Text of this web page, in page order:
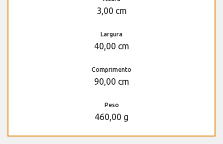
3,00 cm
Largura
40,00 cm
Comprimento
90,00 cm
Peso
460,00 g